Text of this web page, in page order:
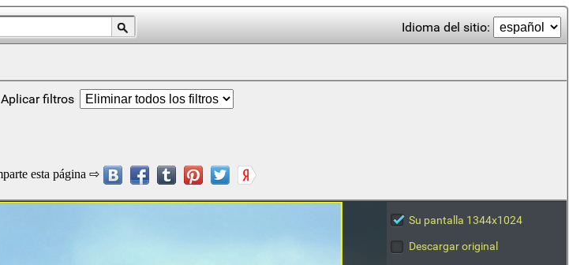
Idioma del sitio:
Aplicar filtros
Su pantalla 1344x1024
Descargar original